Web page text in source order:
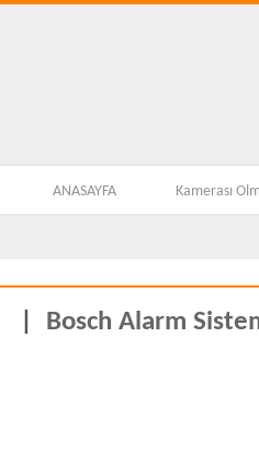
ANASAYFA Kamerası
Bosch Alarm